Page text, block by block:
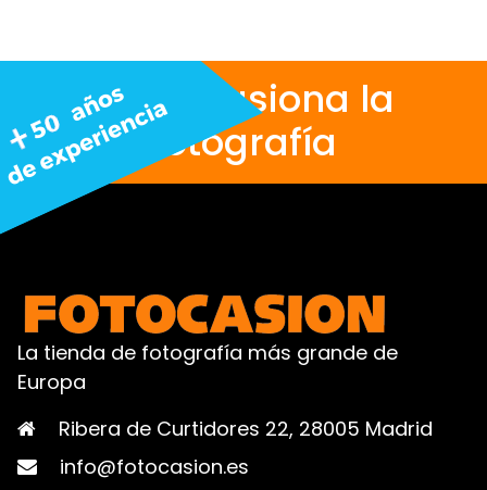
Nos apasiona la
fotografía
La tienda de fotografía más grande de
Europa
Ribera de Curtidores 22, 28005 Madrid
info@fotocasion.es